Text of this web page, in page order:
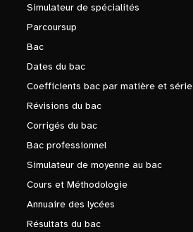
Simulateur de spécialités
Parcoursup
Bac
Dates du bac
Coefficients bac par matière et série
Révisions du bac
Corrigés du bac
Bac professionnel
Simulateur de moyenne au bac
Cours et Méthodologie
Annuaire des lycées
Résultats du bac